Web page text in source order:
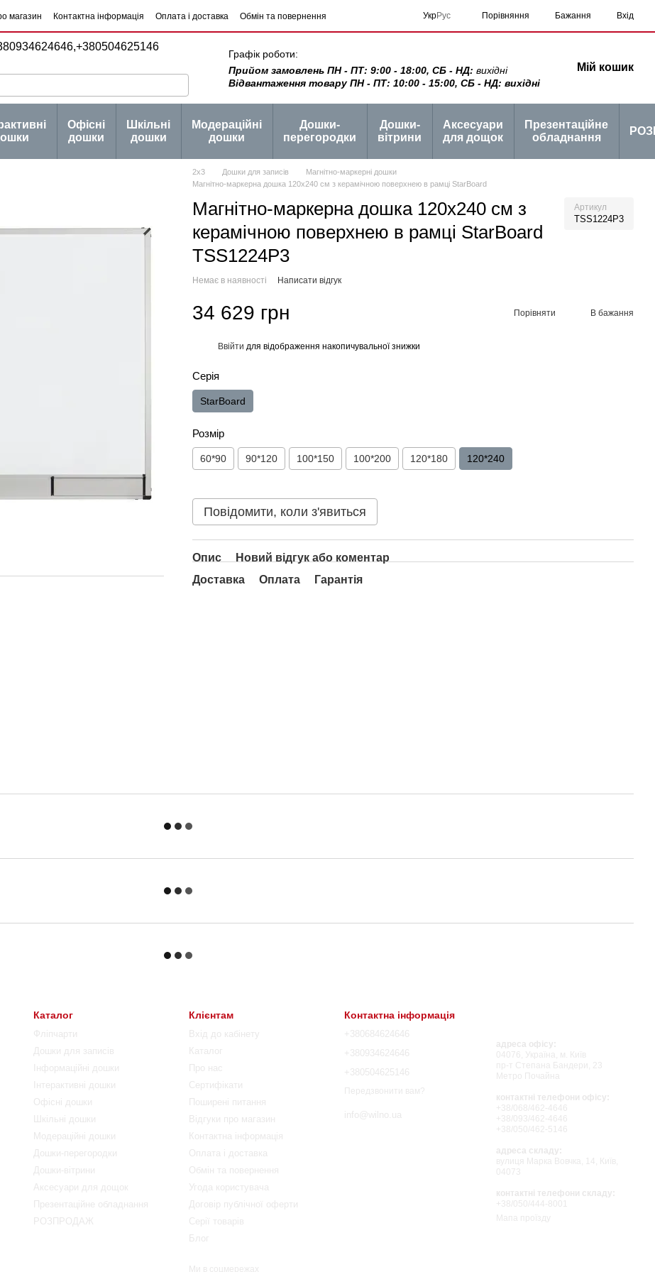
магазин Контактна інформація Оплата і доставка
Обмін та повернення
УкрРус Порівняння Бажання Вхід
+380504625146
Графік роботи:
Прийом замовлень ПН - ПТ: 9:00 - 18:00, СБ - НД: вихідні
Відвантаження товару ПН - ПТ: 10:00 - 15:00, СБ - НД: вихідні
Мій кошик
Офісні
дошки
Шкільні
дошки
Модераційні
дошки
Дошки-
перегородки
Дошки-
вітрини
Аксесуари
для дощок
Презентаційне
обладнання
2х3 Дошки для записів
Магнітно-маркерні дошки
Магнітно-маркерна дошка 120x240 см з керамічною поверхнею в рамці StarBoard
Магнітно-маркерна дошка 120x240 см з
керамічною поверхнею в рамці StarBoard
TSS1224P3
Артикул
TSS1224P3
Немає в наявності Написати відгук
34 629 грн Порівняти В бажання
Ввійти для відображення накопичувальної знижки
Серія
StarBoard
Розмір
60*90 90*120 100*150 100*200 120*180 120*240
Повідомити, коли з'явиться
Опис
Новий відгук або коментар
Доставка
Оплата Гарантія
Каталог
Фліпчарти
Дошки для записів
Інформаційні дошки
Інтерактивні дошки
Офісні дошки
Шкільні дошки
Модераційні дошки
Дошки-перегородки
Дошки-вітрини
Аксесуари для дощок
Презентаційне обладнання
РОЗПРОДАЖ
Клієнтам
Вхід до кабінету
Каталог
Про нас
Сертифікати
Поширені питання
Відгуки про магазин
Контактна інформація
Оплата і доставка
Обмін та повернення
Угода користувача
Договір публічної оферти
Серії товарів
Блог
Ми в соцмережах
Контактна інформація
+380684624646
+380934624646
+380504625146
Передзвонити вам?
info@wilno.ua
адреса офісу:
04076, Україна, м. Київ
пр-т Степана Бандери, 23
Метро Почайна
контактні телефони офісу:
+38/068/462-4646
+38/093/462-4646
+38/050/462-5146
адреса складу:
вулиця Марка Вовчка, 14, Київ,
04073
контактні телефони складу:
+38/050/444-8001
Мапа проїзду